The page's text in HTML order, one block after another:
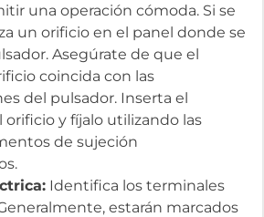
una operación cómoda. Si se
un orificio en el panel donde se
Asegúrate de que el
coincida con las
del pulsador. Inserta el
orificio y fíjalo utilizando las
de sujeción
Identifica los terminales
estarán marcados